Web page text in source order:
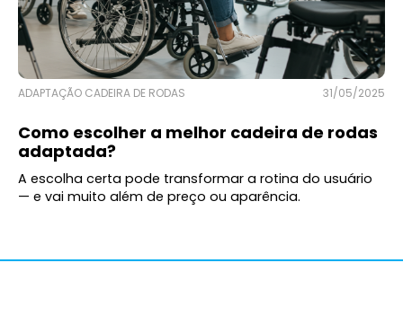
ADAPTAÇÃO CADEIRA DE RODAS 31/05/2025
Como escolher a melhor cadeira de rodas
adaptada?
A escolha certa pode transformar a rotina do usuário
— e vai muito além de preço ou aparência.